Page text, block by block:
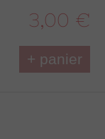
3,00 €
+ panier